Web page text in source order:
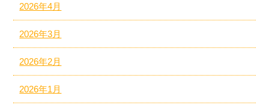
2026年4月
2026年3月
2026年2月
2026年1月